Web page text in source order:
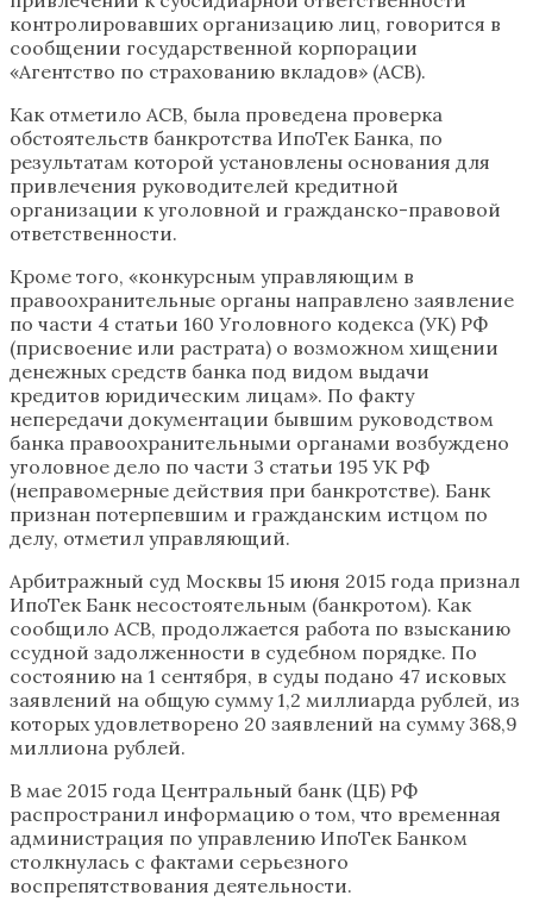
контролировавших организацию лиц, говорится в
сообщении государственной корпорации
«Агентство по страхованию вкладов» (АСВ).
Как отметило АСВ, была проведена проверка
обстоятельств банкротства ИпоТек Банка, по
результатам которой установлены основания для
привлечения руководителей кредитной
организации к уголовной и гражданско-правовой
ответственности.
Кроме того, «конкурсным управляющим в
правоохранительные органы направлено заявление
по части 4 статьи 160 Уголовного кодекса (УК) РФ
(присвоение или растрата) о возможном хищении
денежных средств банка под видом выдачи
кредитов юридическим лицам». По факту
непередачи документации бывшим руководством
банка правоохранительными органами возбуждено
уголовное дело по части 3 статьи 195 УК РФ
(неправомерные действия при банкротстве). Банк
признан потерпевшим и гражданским истцом по
делу, отметил управляющий.
Арбитражный суд Москвы 15 июня 2015 года признал
ИпоТек Банк несостоятельным (банкротом). Как
сообщило АСВ, продолжается работа по взысканию
ссудной задолженности в судебном порядке. По
состоянию на 1 сентября, в суды подано 47 исковых
заявлений на общую сумму 1,2 миллиарда рублей, из
которых удовлетворено 20 заявлений на сумму 368,9
миллиона рублей.
В мае 2015 года Центральный банк (ЦБ) РФ
распространил информацию о том, что временная
администрация по управлению ИпоТек Банком
столкнулась с фактами серьезного
воспрепятствования деятельности.